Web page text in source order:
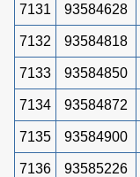
7131 93584628
7132 93584818
7133 93584850
7134 93584872
7135 93584900
7136 93585226